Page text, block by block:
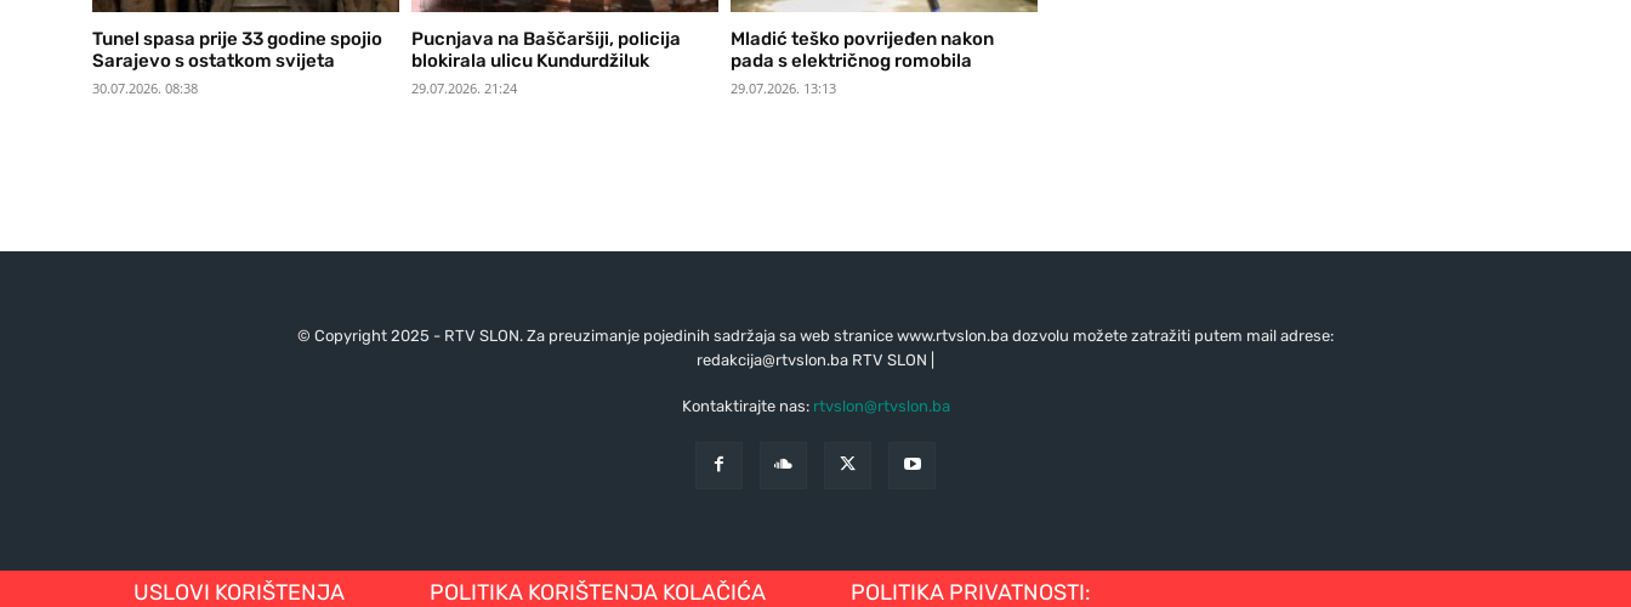
Tunel spasa prije 33 godine spojio
Sarajevo s ostatkom svijeta
30.07.2026. 08:38
Pucnjava na Baščaršiji, policija
blokirala ulicu Kundurdžiluk
29.07.2026. 21:24
Mladić teško povrijeđen nakon
pada s električnog romobila
29.07.2026. 13:13
© Copyright 2025 - RTV SLON. Za preuzimanje pojedinih sadržaja sa web stranice www.rtvslon.ba dozvolu možete zatražiti putem mail adrese:
redakcija@rtvslon.baRTV SLON |
Kontaktirajte nas: rtvslon@rtvslon.ba
USLOVI KORIŠTENJA POLITIKA KORIŠTENJA KOLAČIĆA POLITIKA PRIVATNOSTI: